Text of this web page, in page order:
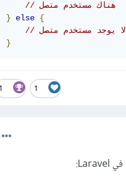
// هناك مستخدم متصل
}
else {
// لا يوجد مستخدم متصل
}
1
1